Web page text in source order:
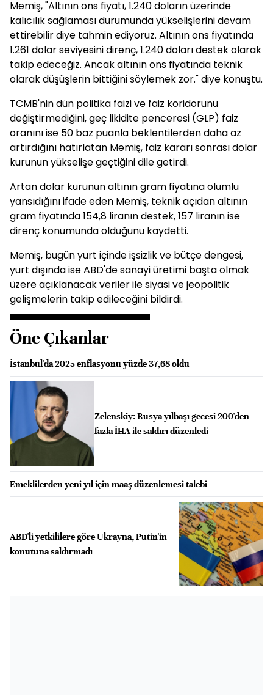
Memiş, "Altının ons fiyatı, 1.240 doların üzerinde
kalıcılık sağlaması durumunda yükselişlerini devam
ettirebilir diye tahmin ediyoruz. Altının ons fiyatında
1.261 dolar seviyesini direnç, 1.240 doları destek olarak
takip edeceğiz. Ancak altının ons fiyatında teknik
olarak düşüşlerin bittiğini söylemek zor." diye konuştu.
TCMB'nin dün politika faizi ve faiz koridorunu
değiştirmediğini, geç likidite penceresi (GLP) faiz
oranını ise 50 baz puanla beklentilerden daha az
artırdığını hatırlatan Memiş, faiz kararı sonrası dolar
kurunun yükselişe geçtiğini dile getirdi.
Artan dolar kurunun altının gram fiyatına olumlu
yansıdığını ifade eden Memiş, teknik açıdan altının
gram fiyatında 154,8 liranın destek, 157 liranın ise
direnç konumunda olduğunu kaydetti.
Memiş, bugün yurt içinde işsizlik ve bütçe dengesi,
yurt dışında ise ABD'de sanayi üretimi başta olmak
üzere açıklanacak veriler ile siyasi ve jeopolitik
gelişmelerin takip edileceğini bildirdi.
Öne Çıkanlar
İstanbul'da 2025 enflasyonu yüzde 37,68 oldu
Zelenskiy: Rusya yılbaşı gecesi 200'den
fazla İHA ile saldırı düzenledi
Emeklilerden yeni yıl için maaş düzenlemesi talebi
ABD'li yetkililere göre Ukrayna, Putin'in
konutuna saldırmadı